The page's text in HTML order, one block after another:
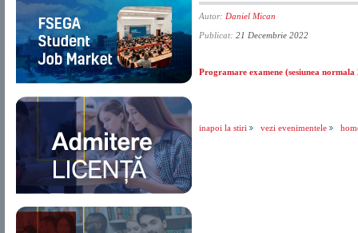
Autor: Daniel Mican
Publicat: 21 Decembrie 2022
Programare examene (sesiunea
inapoi la stiri vezi evenimentele